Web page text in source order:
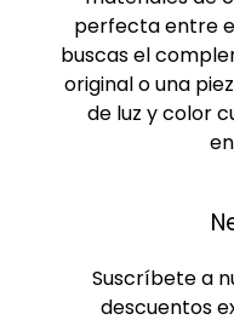
perfecta entre
buscas el
original o una
de luz y color
Suscríbete a
descuentos